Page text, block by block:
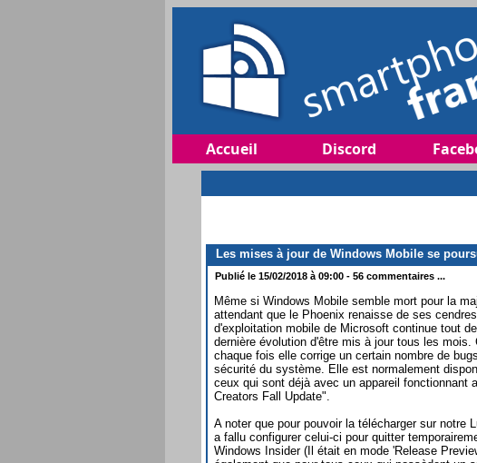
Accueil Discord
Les mises à jour de Windows Mobile se
Publié le 15/02/2018 à 09:00 - 56 commentaires ...
Même si Windows Mobile semble mort pour la
attendant que le Phoenix renaisse de ses
d'exploitation mobile de Microsoft continue tout
dernière évolution d'être mis à jour tous les mois.
chaque fois elle corrige un certain nombre de
sécurité du système. Elle est normalement
ceux qui sont déjà avec un appareil fonctionnant
Creators Fall Update".
A noter que pour pouvoir la télécharger sur notre
a fallu configurer celui-ci pour quitter
Windows Insider (Il était en mode 'Release